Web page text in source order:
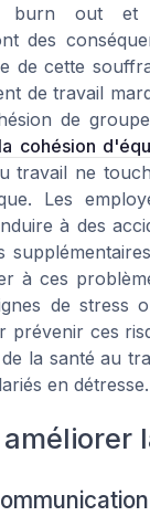
out et
des
de cette
de travail
de
cohésion
travail ne
Les
à des
à ces
de stress
prévenir ces
de la santé au
en détresse.